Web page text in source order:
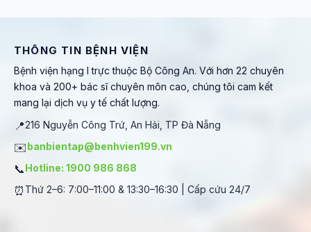
THÔNG TIN BỆNH VIỆN
Bệnh viện hạng I trực thuộc Bộ Công An. Với hơn 22 chuyên
khoa và 200+ bác sĩ chuyên môn cao, chúng tôi cam kết
mang lại dịch vụ y tế chất lượng.
📍216 Nguyễn Công Trứ, An Hải, TP Đà Nẵng
✉️banbientap@benhvien199.vn
📞Hotline: 1900 986 868
⏰ Thứ 2–6: 7:00–11:00 & 13:30–16:30 | Cấp cứu 24/7